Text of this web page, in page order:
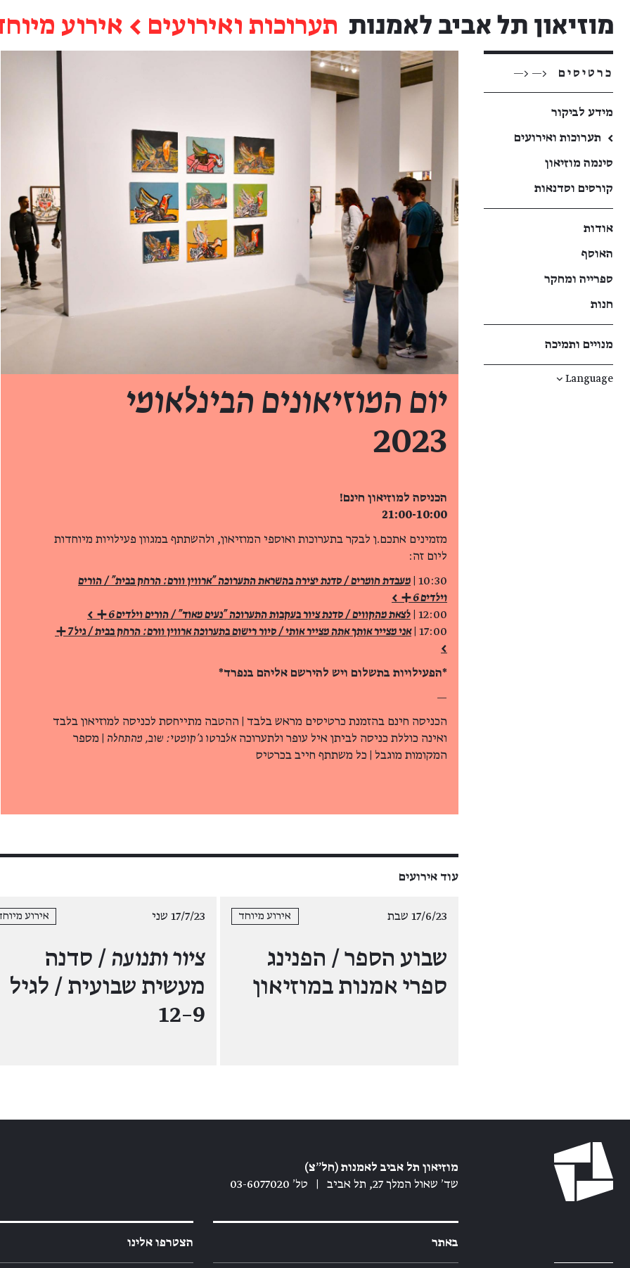
תערוכות ואירועים ← אירוע
כרטיסים <— <—
מידע לביקור
←
תערוכות ואירועים
סינמה מוזיאון
קורסים וסדנאות
אודות
האוסף
ספרייה ומחקר
חנות
מנויים ותמיכה
Language
↓
יום המוזיאונים הבינלאומי
2023
הכניסה למוזיאון חינם!
21:00-10:00
מזמינים אתכם.ן לבקר בתערוכות ואוספי המוזיאון, ולהשתתף במגוון פעילויות מיוחדות
ליום זה:
10:30 |
מעבדת חומרים / סדנת יצירה בהשראת התערוכה "ארווין וורם: הרחק בבית" / הורים
וילדים 6+ >
12:00 |
לצאת מהקווים / סדנת ציור בעקבות התערוכה "נעים מאוד" / הורים וילדים 6+ >
17:00 |
אני מצייר אותך אתה מצייר אותי / סיור רישום בתערוכה ארווין ווּרם: הרחק בבית / גיל 7+
>
*הפעילויות בתשלום ויש להירשם אליהם בנפרד*
—
הכניסה חינם בהזמנת כרטיסים מראש בלבד | ההטבה מתייחסת לכניסה למוזיאון בלבד
ואינה כוללת כניסה לביתן איל עופר ולתערוכה אלברטו ג'קומטי: שוב, מהתחלה | מספר
המקומות מוגבל | כל משתתף חייב בכרטיס
עוד אירועים
17/6/23 שבת אירוע מיוחד
שבוע הספר / הפנינג
ספרי אמנות במוזיאון
17/7/23 שני אירוע
ציור ותנועה / סדנה
מעשית שבועית / לגיל
9–12
מוזיאון תל אביב לאמנות (חל״צ)
שד׳ שאול המלך 27, תל אביב
טל׳ 03-6077020
באתר הצטרפו אלינו